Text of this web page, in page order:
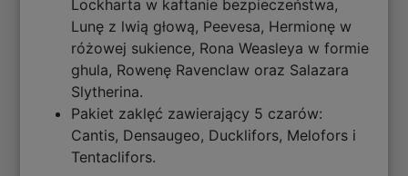
Lockharta w kaftanie bezpieczeństwa,
Lunę z lwią głową, Peevesa, Hermionę w
różowej sukience, Rona Weasleya w formie
ghula, Rowenę Ravenclaw oraz Salazara
Slytherina.
Pakiet zaklęć zawierający 5 czarów:
Cantis, Densaugeo, Ducklifors, Melofors i
Tentaclifors.